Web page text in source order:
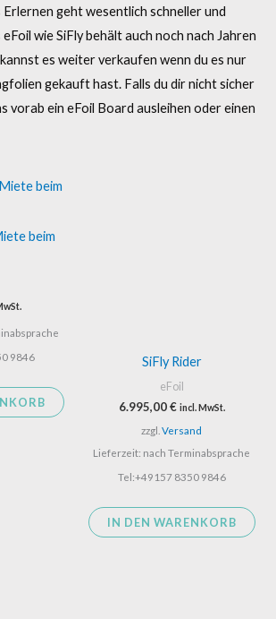
geht wesentlich schneller und
wie SiFly behält auch noch nach Jahren
es weiter verkaufen wenn du es nur
gekauft hast. Falls du dir nicht sicher
vorab ein eFoil Board ausleihen oder einen
beim
9846
SiFly Rider
eFoil
6.995,00€ incl. MwSt.
zzgl. Versand
Lieferzeit: nach Terminabsprache
Tel:+49157 8350 9846
IN DEN WARENKORB